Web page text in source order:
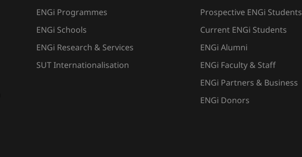
ENGi Programmes
ENGi Schools
ENGi Research & Services
SUT Internationalisation
Prospective ENGi Students
Current ENGi Students
ENGi Alumni
ENGi Faculty & Staff
ENGi Partners & Business
ENGi Donors